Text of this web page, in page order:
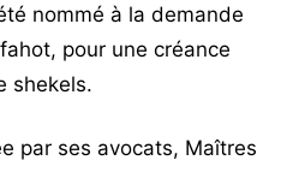
nommé à la demande
pour une créance
shekels.
par ses avocats, Maîtres